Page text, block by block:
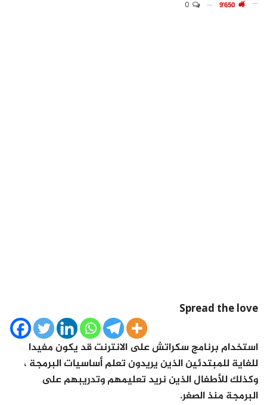
Spread the love
استخدام برنامج سكراتش على الانترنت قد يكون مفيدا
للغاية للمبتدئين الذين يريدون تعلم أساسيات البرمجة ،
وكذلك للأطفال الذين نريد تعليمهم وتدريبهم على
البرمجة منذ الصغر.